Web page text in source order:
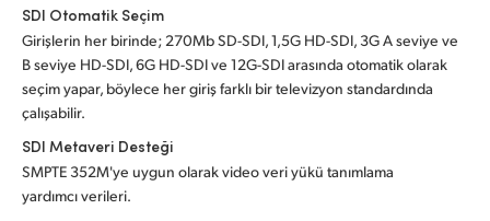
SDI Otomatik Seçim
Girişlerin her birinde; 270Mb SD-SDI, 1,5G HD-SDI, 3G A seviye ve
B seviye HD-SDI, 6G HD-SDI ve 12G-SDI arasında otomatik olarak
seçim yapar, böylece her giriş farklı bir televizyon standardında
çalışabilir.
SDI Metaveri Desteği
SMPTE 352M'ye uygun olarak video veri yükü tanımlama
yardımcı verileri.